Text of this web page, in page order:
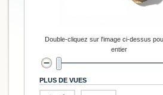
Double-cliquez sur l'image ci-dessus
entier
PLUS DE VUES